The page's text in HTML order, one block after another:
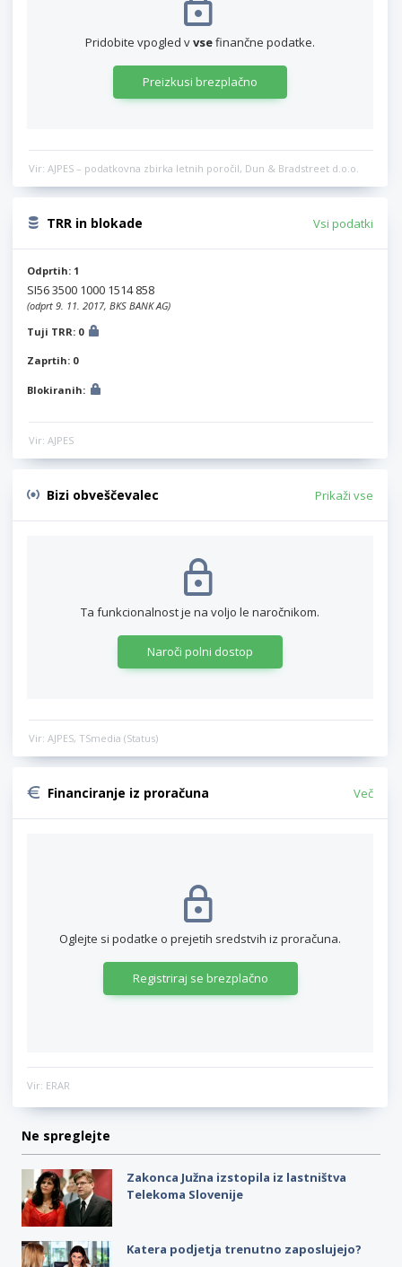
Pridobite vpogled vvsefinančne podatke.
Preizkusi brezplačno
Vir: AJPES – podatkovna zbirka letnih poročil, Dun & Bradstreet d.o.o.
TRR in blokade Vsi podatki
Odprtih: 1
SI56 3500 1000 1514 858
(odprt 9. 11. 2017, BKS BANK AG)
Tuji TRR: 0
Zaprtih: 0
Blokiranih:
Vir: AJPES
Bizi obveščevalec Prikaži vse
Ta funkcionalnost je na voljo le naročnikom.
Naroči polni dostop
Vir: AJPES, TSmedia (Status)
Financiranje iz proračuna Več
Oglejte si podatke o prejetih sredstvih iz proračuna.
Registriraj se brezplačno
Vir: ERAR
Ne spreglejte
Zakonca Južna izstopila iz lastništva
Telekoma Slovenije
Katera podjetja trenutno zaposlujejo?